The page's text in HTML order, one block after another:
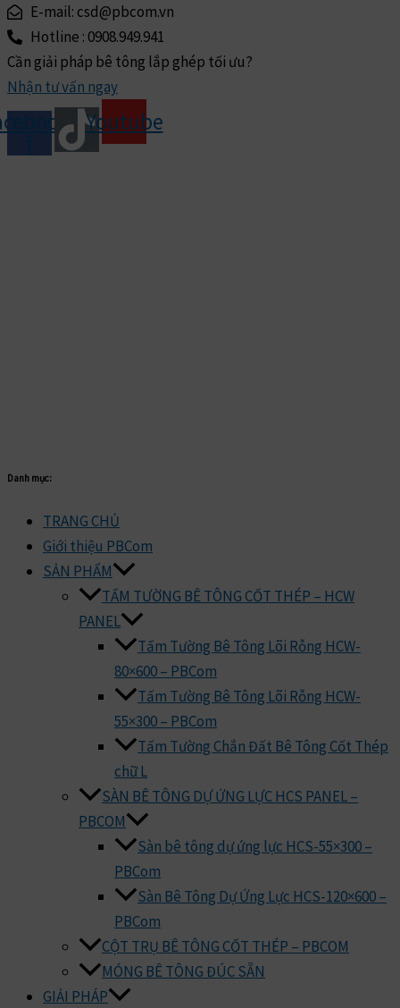
E-mail: csd@pbcom.vn
Hotline : 0908.949.941
Cần giải pháp bê tông lắp ghép tối ưu?
Nhận tư vấn ngay
Youtube
Danh mục:
TRANG CHỦ
Giới thiệu PBCom
SẢN PHẨM
TẤM TƯỜNG BÊ TÔNG CỐT THÉP – HCW
PANEL
Tấm Tường Bê Tông Lõi Rỗng HCW-
80×600 – PBCom
Tấm Tường Bê Tông Lõi Rỗng HCW-
55×300 – PBCom
Tấm Tường Chắn Đất Bê Tông Cốt Thép
chữ L
SÀN BÊ TÔNG DỰ ỨNG LỰC HCS PANEL –
PBCOM
Sàn bê tông dự ứng lực HCS-55×300 –
PBCom
Sàn Bê Tông Dự Ứng Lực HCS-120×600 –
PBCom
CỘT TRỤ BÊ TÔNG CỐT THÉP – PBCOM
MÓNG BÊ TÔNG ĐÚC SẴN
GIẢI PHÁP